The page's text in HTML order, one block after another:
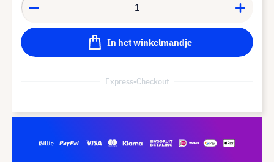
In het winkelmandje
Express-Checkout